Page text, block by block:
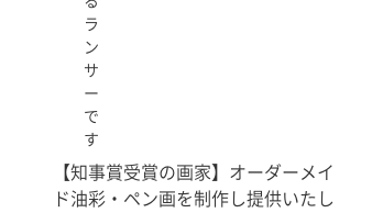
ラ
ン
サ
ー
で
す
【知事賞受賞の画家】オーダーメイ
ド油彩・ペン画を制作し提供いたし